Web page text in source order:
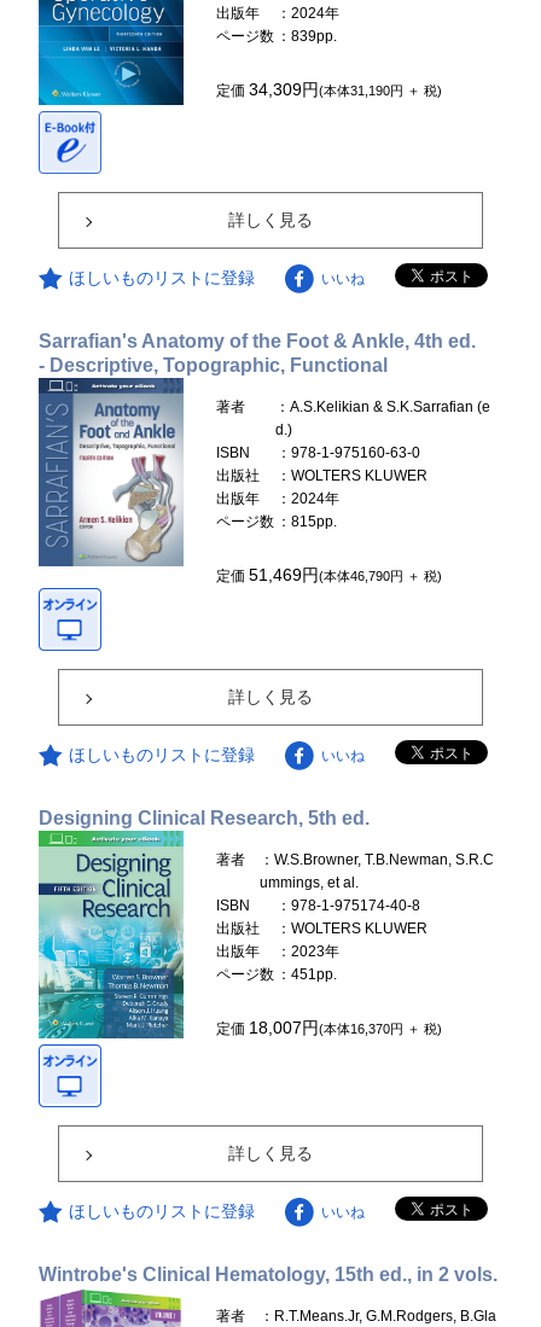
出版年
：2024年
ページ数 ：839pp.
定価34,309円(本体31,190円 ＋ 税)
詳しく見る
ほしいものリストに登録 いいね
Sarrafian's Anatomy of the Foot & Ankle, 4th ed.
- Descriptive, Topographic, Functional
著者
：A.S.Kelikian & S.K.Sarrafian (e
d.)
ISBN
：978-1-975160-63-0
出版社
：WOLTERS KLUWER
出版年
：2024年
ページ数 ：815pp.
定価51,469円(本体46,790円 ＋ 税)
詳しく見る
ほしいものリストに登録 いいね
Designing Clinical Research, 5th ed.
著者
：W.S.Browner, T.B.Newman, S.R.C
ummings, et al.
ISBN
：978-1-975174-40-8
出版社
：WOLTERS KLUWER
出版年
：2023年
ページ数 ：451pp.
定価 18,007円(本体16,370円 ＋ 税)
詳しく見る
ほしいものリストに登録 いいね
Wintrobe's Clinical Hematology, 15th ed., in 2 vols.
著者
：R.T.Means.Jr, G.M.Rodgers, B.Gla